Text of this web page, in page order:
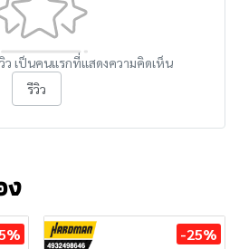
ว เป็นคนแรกที่แสดงความคิดเห็น
รีวิว
-25%